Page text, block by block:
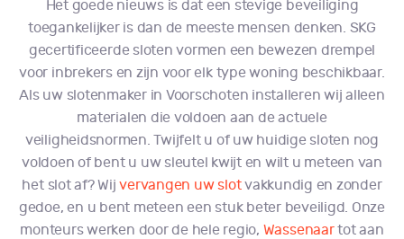
Het goede nieuws is dat een stevige beveiliging
toegankelijker is dan de meeste mensen denken. SKG
gecertificeerde sloten vormen een bewezen drempel
voor inbrekers en zijn voor elk type woning beschikbaar.
Als uw slotenmaker in Voorschoten installeren wij alleen
materialen die voldoen aan de actuele
veiligheidsnormen. Twijfelt u of uw huidige sloten nog
voldoen of bent u uw sleutel kwijt en wilt u meteen van
het slot af? Wijvervangen uw slotvakkundig en zonder
gedoe, en u bent meteen een stuk beter beveiligd. Onze
monteurs werken door de hele regio, Wassenaartot aan